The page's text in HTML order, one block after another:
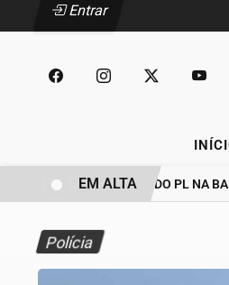
Entrar
BASTIDORES DO PL NA
EM ALTA
Polícia